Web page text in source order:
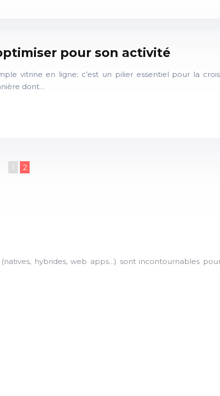
pour son activité
vitrine en ligne; c’est un pilier essentiel pour la
dont…
1 2
hybrides, web apps…) sont incontournables